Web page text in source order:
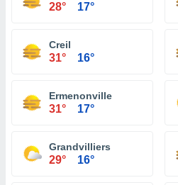
28° 17°
Creil
31° 16°
Ermenonville
31° 17°
Grandvilliers
29° 16°